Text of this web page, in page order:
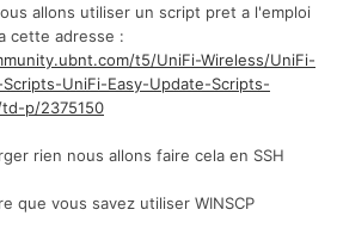
allons utiliser un script pret a l'emploi
cette adresse :
t5/UniFi-Wireless/UniFi-
UniFi-Easy-Update-Scripts-
p/2375150
rien nous allons faire cela en SSH
que vous savez utiliser WINSCP